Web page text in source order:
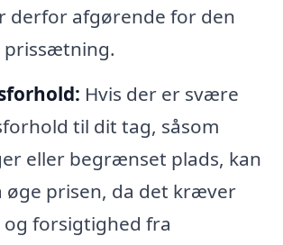
derfor afgørende for den
prissætning.
Hvis der er svære
til dit tag, såsom
eller begrænset plads, kan
øge prisen, da det kræver
forsigtighed fra